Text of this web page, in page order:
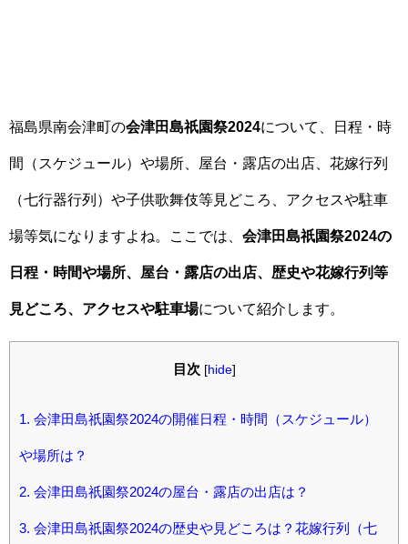
福島県南会津町の会津田島祇園祭2024について、日程・時
間（スケジュール）や場所、屋台・露店の出店、花嫁行列
（七行器行列）や子供歌舞伎等見どころ、アクセスや駐車
場等気になりますよね。ここでは、 会津田島祇園祭2024の
日程・時間や場所、屋台・露店の出店、歴史や花嫁行列等
見どころ、アクセスや駐車場について紹介します。
目次 [hide]
1. 会津田島祇園祭2024の開催日程・時間（スケジュール）
や場所は？
2. 会津田島祇園祭2024の屋台・露店の出店は？
3. 会津田島祇園祭2024の歴史や見どころは？花嫁行列（七